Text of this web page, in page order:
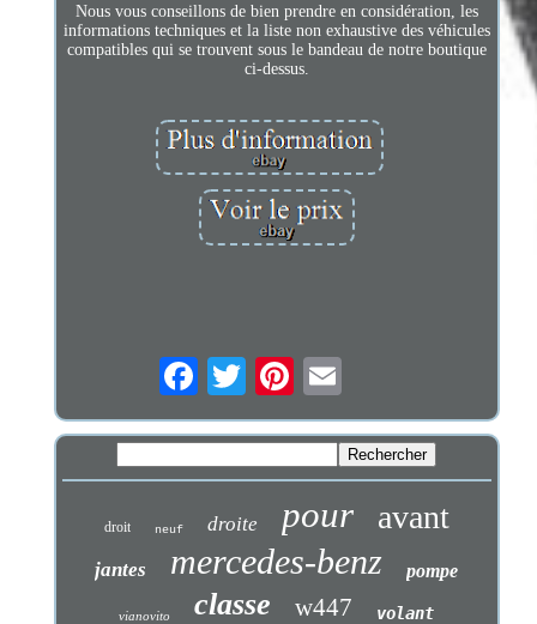
Nous vous conseillons de bien prendre en considération, les
informations techniques et la liste non exhaustive des véhicules
compatibles qui se trouvent sous le bandeau de notre boutique
ci-dessus.
droit neuf droite pour avant
jantes mercedes-benz pompe
vianovito classe w447 volant